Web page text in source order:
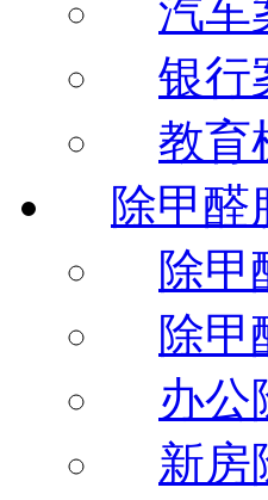
汽车
银行
教育
除甲醛
除甲
除甲
办公
新房